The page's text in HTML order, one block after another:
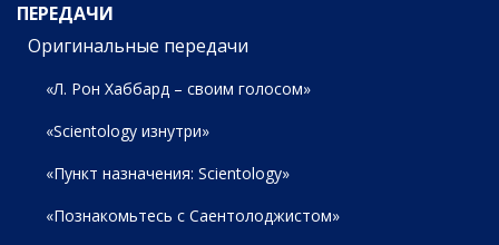
ПЕРЕДАЧИ
Оригинальные передачи
«Л. Рон Хаббард – своим голосом»
«Scientology изнутри»
«Пункт назначения: Scientology»
«Познакомьтесь с Саентолоджистом»